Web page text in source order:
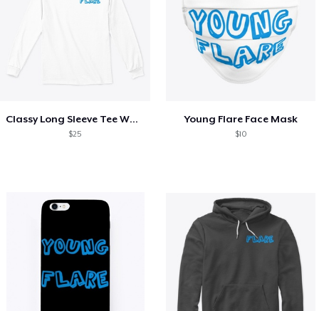
Classy Long Sleeve Tee White
$25
Young Flare Face Mask
$10